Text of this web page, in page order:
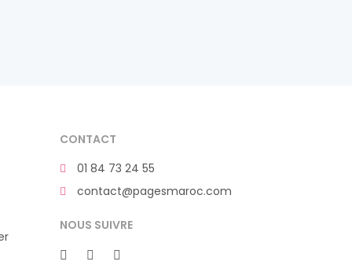
CONTACT
01 84 73 24 55
contact@pagesmaroc.com
NOUS SUIVRE